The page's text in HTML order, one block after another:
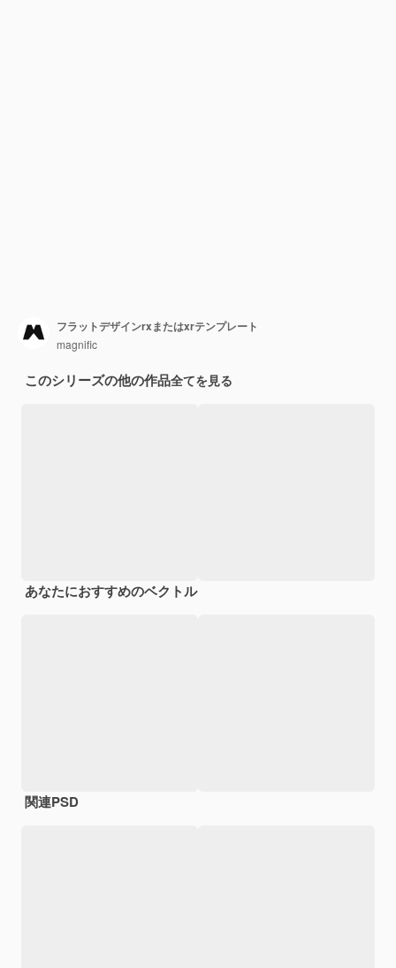
フラットデザインrxまたはxrテンプレート
magnific
このシリーズの他の作品全てを見る
あなたにおすすめのベクトル
関連PSD